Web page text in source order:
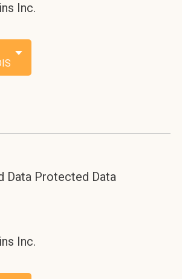
Inc.
Data Protected Data
Inc.